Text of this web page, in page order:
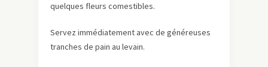
quelques fleurs comestibles.
Servez immédiatement avec de généreuses
tranches de pain au levain.